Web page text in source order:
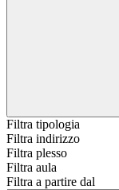
Filtra tipologia
Filtra indirizzo
Filtra plesso
Filtra aula
Filtra a partire dal